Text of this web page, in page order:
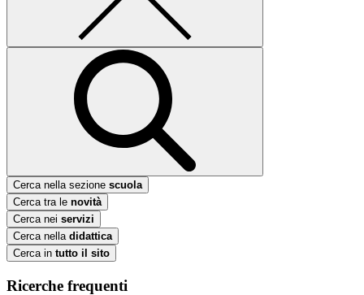
Cerca nella sezione scuola
Cerca tra le novità
Cerca nei servizi
Cerca nella didattica
Cerca in tutto il sito
Ricerche frequenti